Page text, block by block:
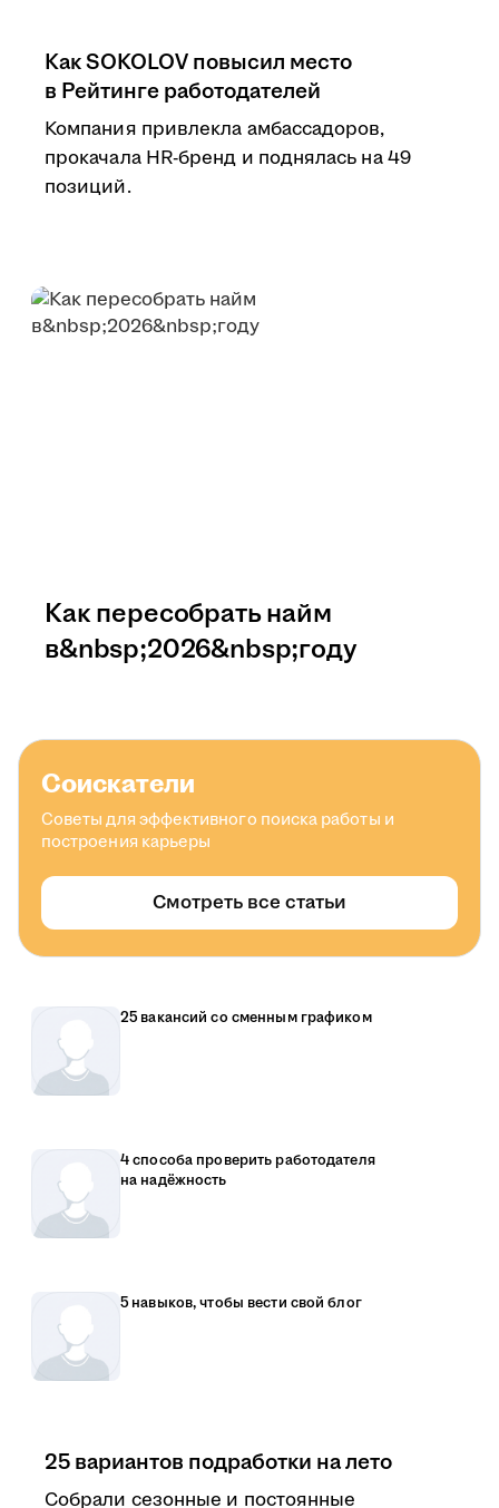
Как SOKOLOV повысил место
в Рейтинге работодателей
Компания привлекла амбассадоров,
прокачала HR-бренд и поднялась на 49
позиций.
Как пересобрать найм
в&nbsp;2026&nbsp;году
Соискатели
Советы для эффективного поиска работы и
построения карьеры
Смотреть все статьи
25 вакансий со сменным графиком
4 способа проверить работодателя
на надёжность
5 навыков, чтобы вести свой блог
25 вариантов подработки на лето
Собрали сезонные и постоянные